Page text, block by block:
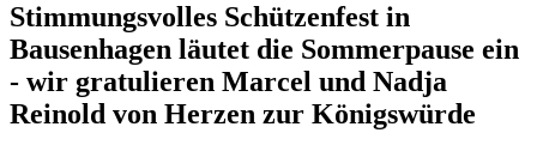
Stimmungsvolles Schützenfest in
Bausenhagen läutet die Sommerpause ein
- wir gratulieren Marcel und Nadja
Reinold von Herzen zur Königswürde